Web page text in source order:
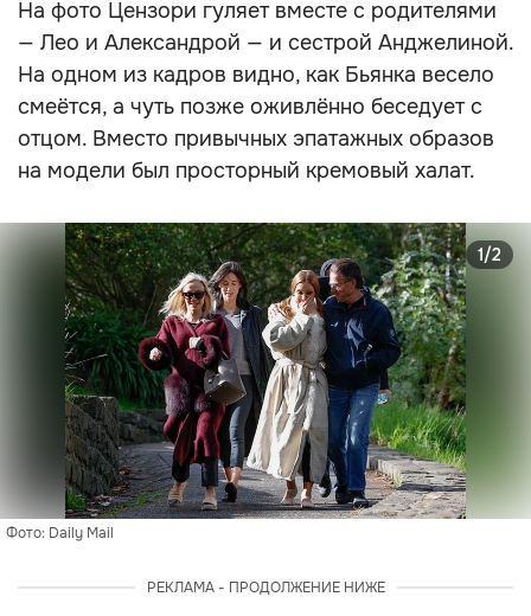
На фото Цензори гуляет вместе с родителями
— Лео и Александрой — и сестрой Анджелиной.
На одном из кадров видно, как Бьянка весело
смеётся, а чуть позже оживлённо беседует с
отцом. Вместо привычных эпатажных образов
на модели был просторный кремовый халат.
Фото: Daily Mail
1/2
РЕКЛАМА - ПРОДОЛЖЕНИЕ НИЖЕ